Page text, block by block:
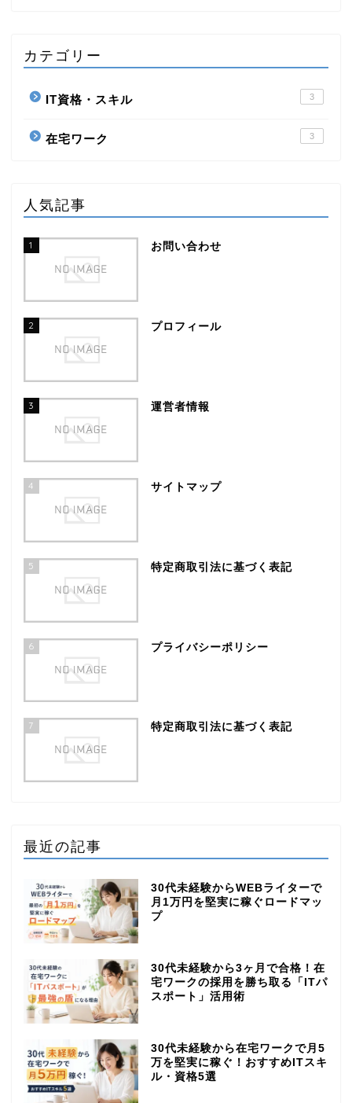
カテゴリー
IT資格・スキル 3
在宅ワーク 3
人気記事
1 お問い合わせ
2 プロフィール
3 運営者情報
4 サイトマップ
5 特定商取引法に基づく表記
6 プライバシーポリシー
7 特定商取引法に基づく表記
最近の記事
30代未経験からWEBライターで
月1万円を堅実に稼ぐロードマッ
プ
30代未経験から3ヶ月で合格！在
宅ワークの採用を勝ち取る「ITパ
スポート」活用術
30代未経験から在宅ワークで月5
万を堅実に稼ぐ！おすすめITスキ
ル・資格5選